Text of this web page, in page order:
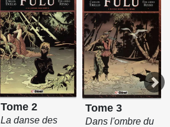
Tome 2
La danse des
Tome 3
Dans l'ombre du